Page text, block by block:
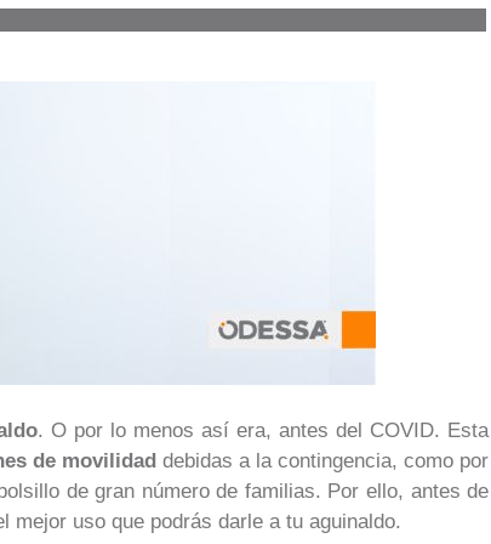
. O por lo menos así era, antes del COVID. Esta
de movilidad debidas a la contingencia, como por
de gran número de familias. Por ello, antes de
mejor uso que podrás darle a tu aguinaldo.